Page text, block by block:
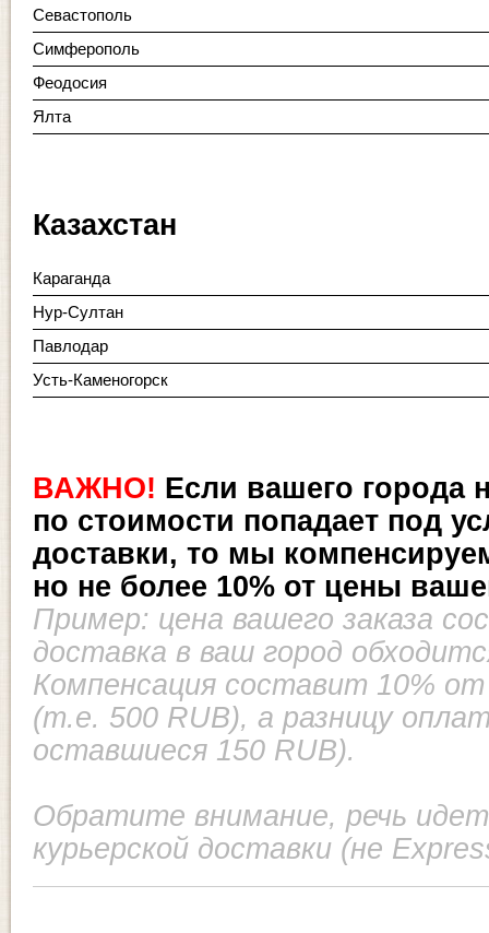
Севастополь
Симферополь
Феодосия
Ялта
Казахстан
Караганда
Нур-Султан
Павлодар
Усть-Каменогорск
ВАЖНО! Если вашего города
по стоимости попадает под
доставки, то мы
но не более 10% от цены
Пример: цена вашего заказа
доставка в ваш город
Компенсация составит 10%
(т.е. 500 RUB), а разницу
оставшиеся 150 RUB).
Обратите внимание, речь
курьерской доставки (не